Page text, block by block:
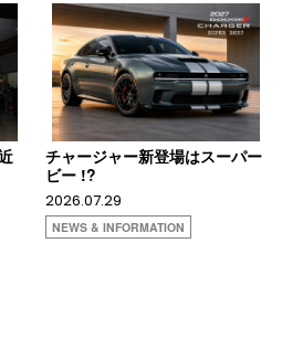
チャージャー新登場はスーパー
ビー !?
2026.07.29
NEWS & INFORMATION